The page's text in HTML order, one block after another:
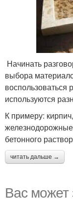
Начинать
выбора
воспользоваться
используются
К примеру:
бетонного
читать дальше →
Вас может